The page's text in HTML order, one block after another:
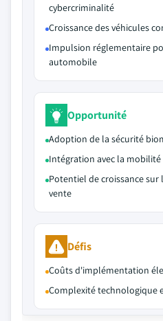
cybercriminalité
Croissance des véhicules
Impulsion réglementaire
automobile
Opportunité
Adoption de la sécurité
Intégration avec la
Potentiel de croissance sur
vente
Défis
Coûts d'implémentation
Complexité technologique